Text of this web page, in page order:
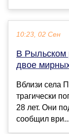
10:23, 02 Сен
В Рыльском
двое
Вблизи села
трагически
28 лет. Они
сообщил ври...